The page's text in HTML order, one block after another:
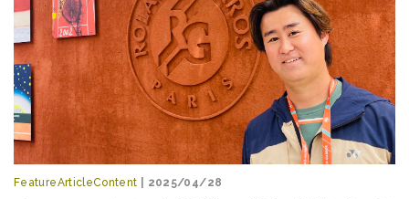
FeatureArticleContent | 2025/04/28